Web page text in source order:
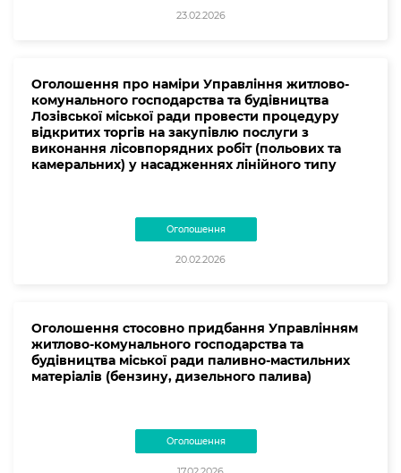
23.02.2026
Оголошення про наміри Управління житлово-
комунального господарства та будівництва
Лозівської міської ради провести процедуру
відкритих торгів на закупівлю послуги з
виконання лісовпорядних робіт (польових та
камеральних) у насадженнях лінійного типу
Оголошення
20.02.2026
Оголошення стосовно придбання Управлінням
житлово-комунального господарства та
будівництва міської ради паливно-мастильних
матеріалів (бензину, дизельного палива)
Оголошення